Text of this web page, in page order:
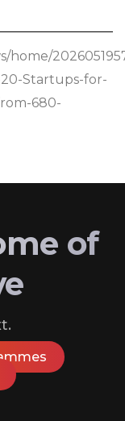
home/
20-Startups-for-
680-
of